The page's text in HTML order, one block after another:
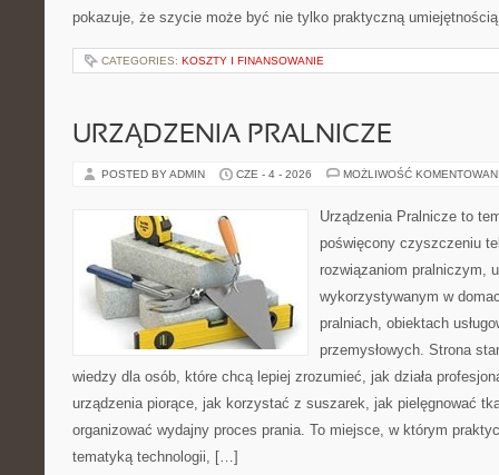
pokazuje, że szycie może być nie tylko praktyczną
CATEGORIES: KOSZTY I FINANSOWANIE
URZĄDZENIA PRALNICZE
POSTED BY ADMIN CZE - 4 - 2026 MOŻLIWOŚĆ
Urządzenia Pralnicze to
poświęcony czyszczeniu
rozwiązaniom pralniczym,
wykorzystywanym w
pralniach, obiektach
przemysłowych. Strona
wiedzy dla osób, które chcą lepiej zrozumieć, jak działa
urządzenia piorące, jak korzystać z suszarek, jak pielęgnować
organizować wydajny proces prania. To miejsce, w którym
tematyką technologii, […]